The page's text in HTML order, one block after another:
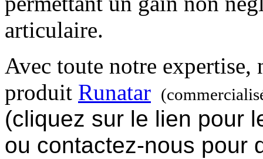
articulaire.
Avec toute notre
produit Runatar
(cliquez sur le lien pour
ou contactez-nous pour